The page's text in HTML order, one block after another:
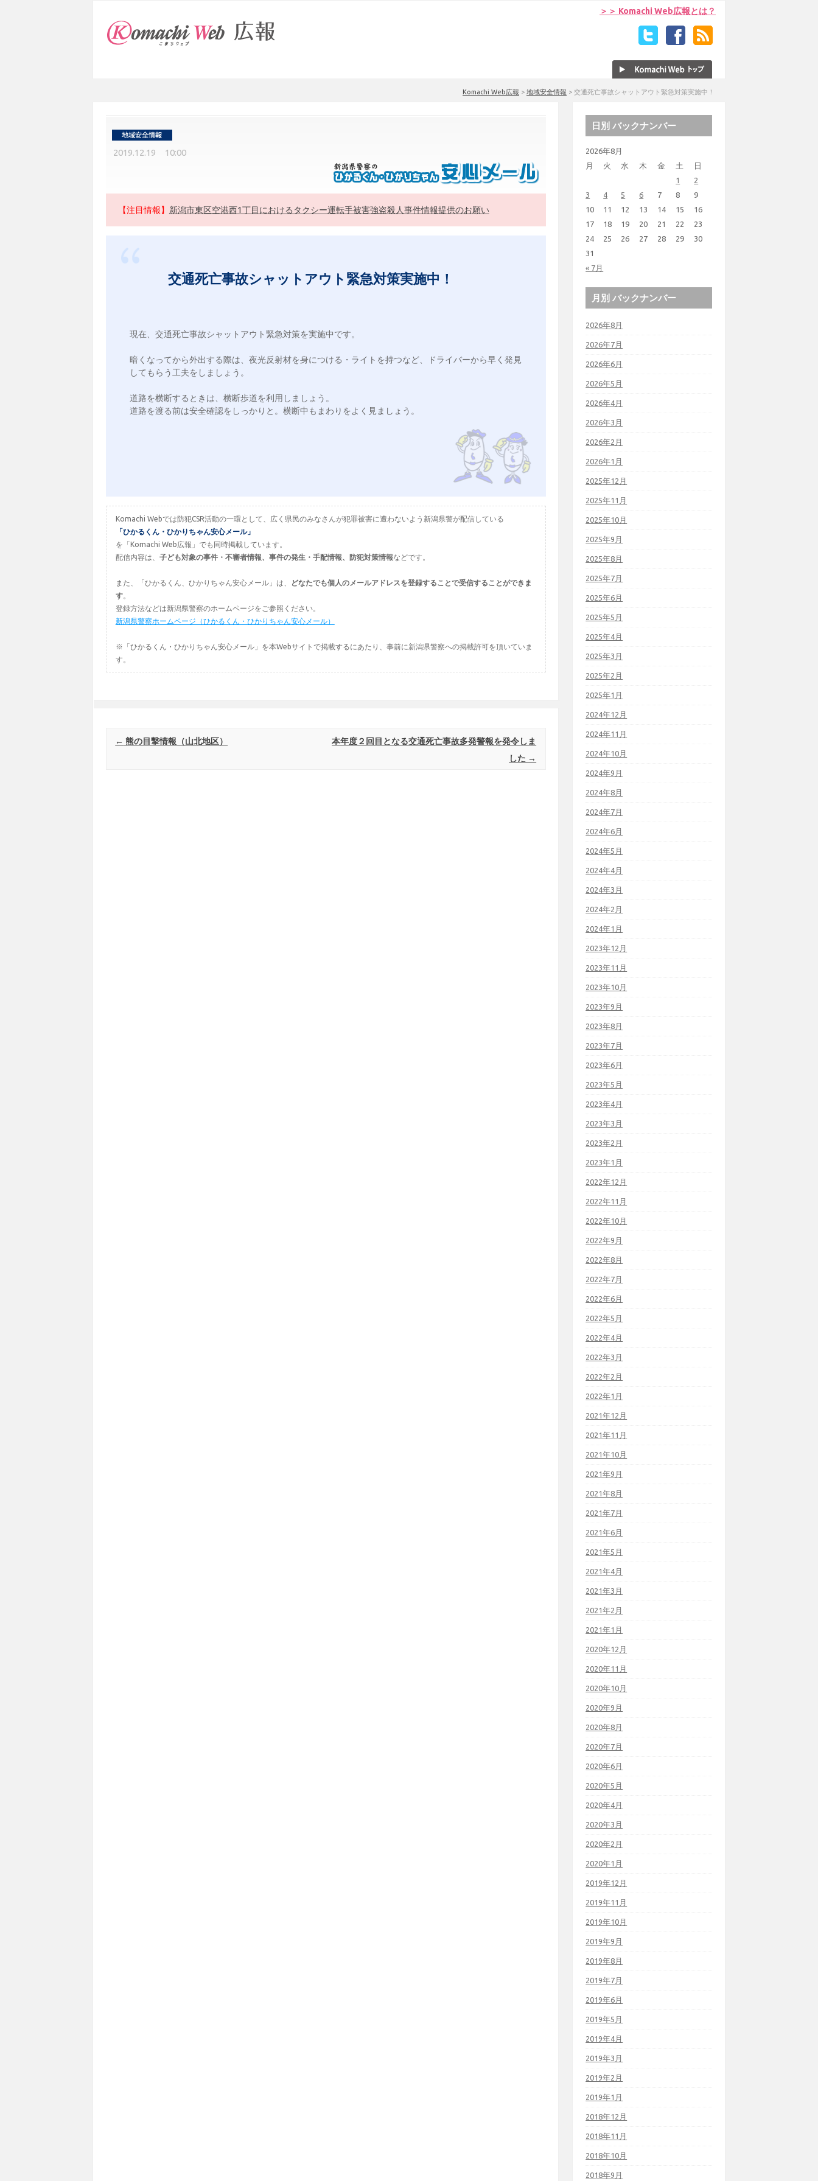
＞＞ Komachi Web広報とは？
Komachi Web広報 > 地域安全情報 > 交通死亡事故シャットアウト緊急対策実施中！
2019.12.19 10:00
【注目情報】 新潟市東区空港西1丁目におけるタクシー運転手被害強盗殺人事件情報提供のお願い
交通死亡事故シャットアウト緊急対策実施中！
現在、交通死亡事故シャットアウト緊急対策を実施中です。
暗くなってから外出する際は、夜光反射材を身につける・ライトを持つなど、ドライバーから早く発見
してもらう工夫をしましょう。
道路を横断するときは、横断歩道を利用しましょう。
道路を渡る前は安全確認をしっかりと。横断中もまわりをよく見ましょう。
Komachi Webでは防犯CSR活動の一環として、広く県民のみなさんが犯罪被害に遭わないよう新潟県警が配信している
「ひかるくん・ひかりちゃん安心メール」
を「Komachi Web広報」でも同時掲載しています。
配信内容は、 子ども対象の事件・不審者情報、事件の発生・手配情報、防犯対策情報などです。
また、「ひかるくん、ひかりちゃん安心メール」は、
どなたでも個人のメールアドレスを登録することで受信することができま
す。
登録方法などは新潟県警察のホームページをご参照ください。
新潟県警察ホームページ（ひかるくん・ひかりちゃん安心メール）
※「ひかるくん・ひかりちゃん安心メール」を本Webサイトで掲載するにあたり、事前に新潟県警察への掲載許可を頂いていま
す。
Post navigation
← 熊の目撃情報（山北地区）
本年度２回目となる交通死亡事故多発警報を発令しま
した →
日別 バックナンバー
2026年8月
月
火 水 木 金 土 日
« 7月
1
2
3
4 5 6 7 8
9
10
11 12 13 14 15
16
17
18 19 20 21 22
23
24
25 26 27 28 29
30
31
月別 バックナンバー
2026年8月
2026年7月
2026年6月
2026年5月
2026年4月
2026年3月
2026年2月
2026年1月
2025年12月
2025年11月
2025年10月
2025年9月
2025年8月
2025年7月
2025年6月
2025年5月
2025年4月
2025年3月
2025年2月
2025年1月
2024年12月
2024年11月
2024年10月
2024年9月
2024年8月
2024年7月
2024年6月
2024年5月
2024年4月
2024年3月
2024年2月
2024年1月
2023年12月
2023年11月
2023年10月
2023年9月
2023年8月
2023年7月
2023年6月
2023年5月
2023年4月
2023年3月
2023年2月
2023年1月
2022年12月
2022年11月
2022年10月
2022年9月
2022年8月
2022年7月
2022年6月
2022年5月
2022年4月
2022年3月
2022年2月
2022年1月
2021年12月
2021年11月
2021年10月
2021年9月
2021年8月
2021年7月
2021年6月
2021年5月
2021年4月
2021年3月
2021年2月
2021年1月
2020年12月
2020年11月
2020年10月
2020年9月
2020年8月
2020年7月
2020年6月
2020年5月
2020年4月
2020年3月
2020年2月
2020年1月
2019年12月
2019年11月
2019年10月
2019年9月
2019年8月
2019年7月
2019年6月
2019年5月
2019年4月
2019年3月
2019年2月
2019年1月
2018年12月
2018年11月
2018年10月
2018年9月